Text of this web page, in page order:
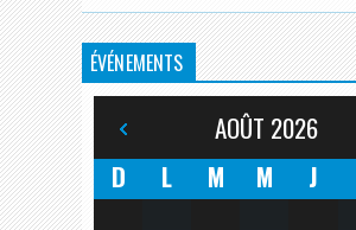
ÉVÉNEMENTS
AOÛT 2026
D
L M M J